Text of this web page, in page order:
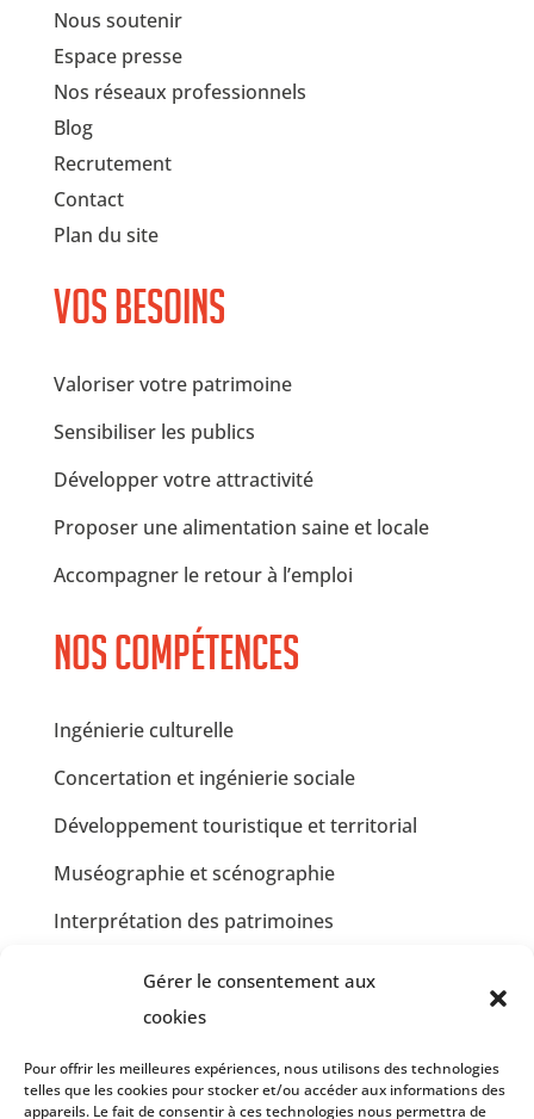
Gérer le consentement aux
cookies
Pour offrir les meilleures expériences, nous utilisons des technologies
telles que les cookies pour stocker et/ou accéder aux informations des
appareils. Le fait de consentir à ces technologies nous permettra de
Nous soutenir
Espace presse
Nos réseaux professionnels
Blog
Recrutement
Contact
Plan du site
Vos besoins
Valoriser votre patrimoine
Sensibiliser les publics
Développer votre attractivité
Proposer une alimentation saine et locale
Accompagner le retour à l’emploi
Nos compétences
Ingénierie culturelle
Concertation et ingénierie sociale
Développement touristique et territorial
Muséographie et scénographie
Interprétation des patrimoines
Communication et design graphique
Jardins partagés et Développement Durable
Insertion professionnelle en restauration
collective